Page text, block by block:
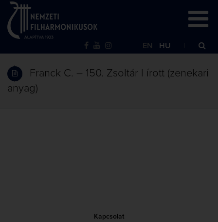
EN HU
Franck C. – 150. Zsoltár | írott (zenekari
anyag)
Kapcsolat